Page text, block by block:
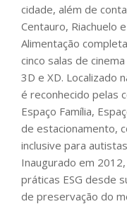
cidade, além de
Centauro, Riachuelo
Alimentação
cinco salas de
3D e XD. Localizado
é reconhecido pelas
Espaço Família,
de estacionamento,
inclusive para
Inaugurado em
práticas ESG desde
de preservação do